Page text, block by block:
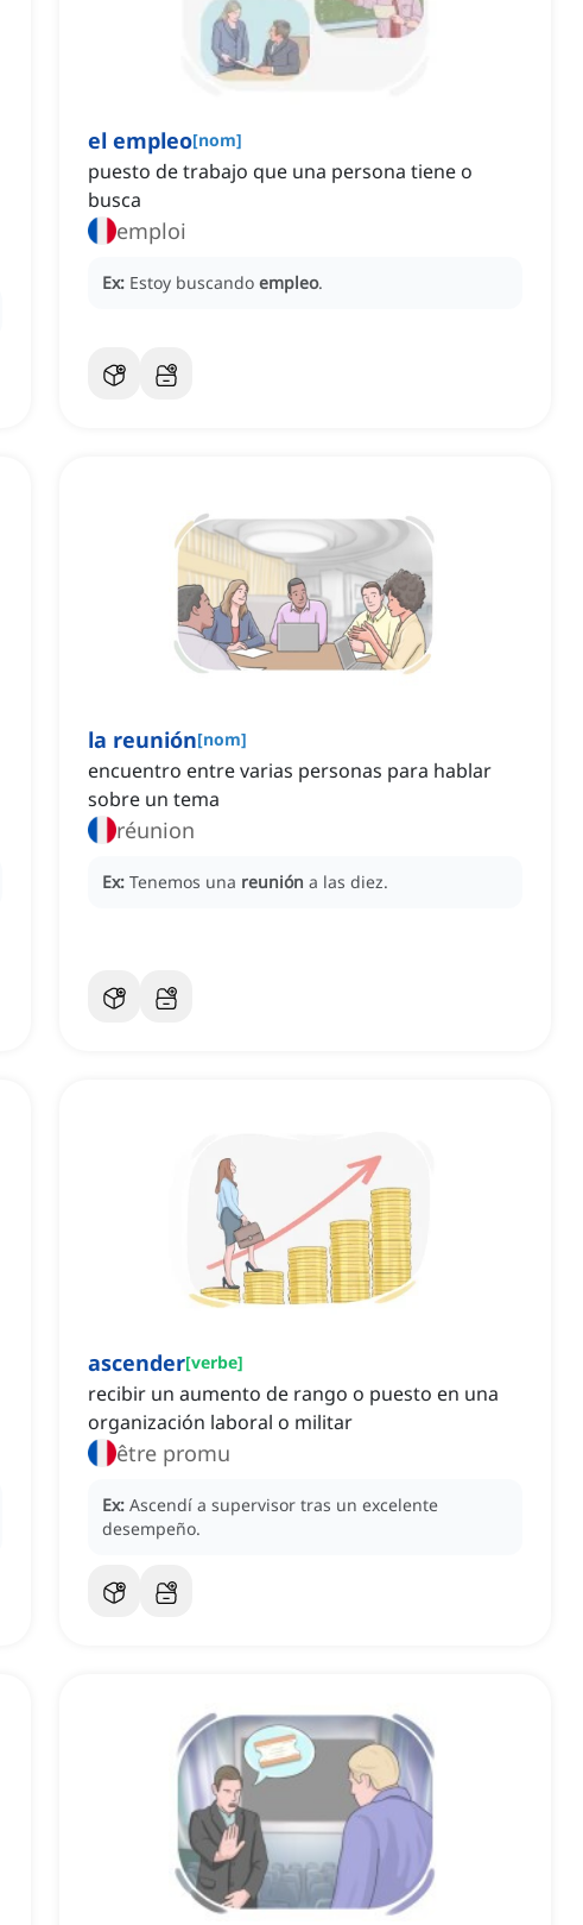
el empleo[nom]
puesto de trabajo que una persona tiene o
busca
emploi
Ex: Estoy buscando empleo.
la reunión[nom]
encuentro entre varias personas para hablar
sobre un tema
réunion
Ex: Tenemos una reunión a las diez.
ascender[verbe]
recibir un aumento de rango o puesto en una
organización laboral o militar
être promu
Ex: Ascendí a supervisor tras un excelente
desempeño.